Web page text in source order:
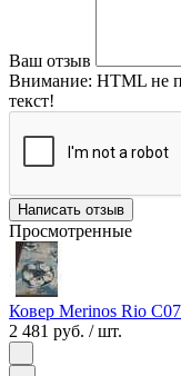
Ваш отзыв
Внимание: HTML не
текст!
Написать отзыв
Просмотренные
Ковер Merinos Rio
2 481 руб. / шт.